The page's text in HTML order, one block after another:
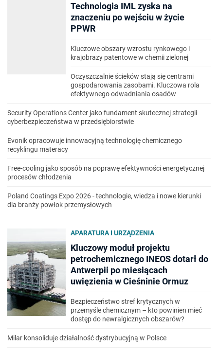
Technologia IML zyska na
znaczeniu po wejściu w życie
PPWR
Kluczowe obszary wzrostu rynkowego i
krajobrazy patentowe w chemii zielonej
Oczyszczalnie ścieków stają się centrami
gospodarowania zasobami. Kluczowa rola
efektywnego odwadniania osadów
Security Operations Center jako fundament skutecznej strategii
cyberbezpieczeństwa w przedsiębiorstwie
Evonik opracowuje innowacyjną technologię chemicznego
recyklingu materacy
Free-cooling jako sposób na poprawę efektywności energetycznej
procesów chłodzenia
Poland Coatings Expo 2026 - technologie, wiedza i nowe kierunki
dla branży powłok przemysłowych
APARATURA I URZĄDZENIA
Kluczowy moduł projektu
petrochemicznego INEOS dotarł do
Antwerpii po miesiącach
uwięzienia w Cieśninie Ormuz
Bezpieczeństwo stref krytycznych w
przemyśle chemicznym – kto powinien mieć
dostęp do newralgicznych obszarów?
Milar konsoliduje działalność dystrybucyjną w Polsce